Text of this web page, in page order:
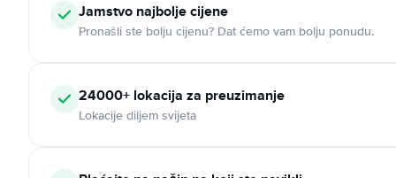
Jamstvo najbolje cijene
Pronašli ste bolju cijenu? Dat ćemo vam bolju ponudu.
24000+ lokacija za preuzimanje
Lokacije diljem svijeta